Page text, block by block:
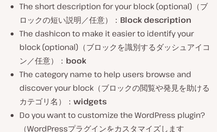
The short description for your block (optional)（ブ
ロックの短い説明／任意）： Block description
The dashicon to make it easier to identify your
block (optional)（ブロックを識別するダッシュアイコ
ン／任意）： book
The category name to help users browse and
discover your block（ブロックの閲覧や発見を助ける
カテゴリ名）： widgets
Do you want to customize the WordPress plugin?
（WordPressプラグインをカスタマイズします